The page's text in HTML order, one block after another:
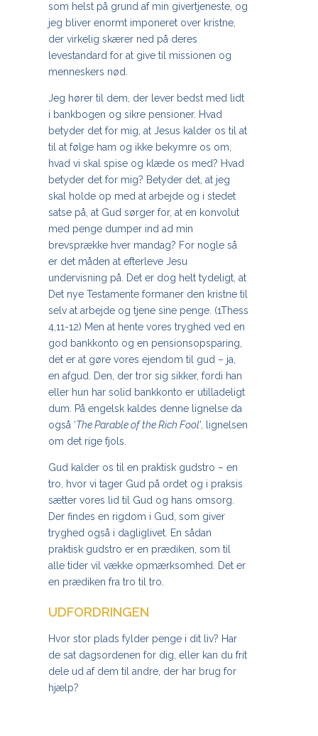
som helst på grund af min givertjeneste, og
jeg bliver enormt imponeret over kristne,
der virkelig skærer ned på deres
levestandard for at give til missionen og
menneskers nød.
Jeg hører til dem, der lever bedst med lidt
i bankbogen og sikre pensioner. Hvad
betyder det for mig, at Jesus kalder os til at
til at følge ham og ikke bekymre os om,
hvad vi skal spise og klæde os med? Hvad
betyder det for mig? Betyder det, at jeg
skal holde op med at arbejde og i stedet
satse på, at Gud sørger for, at en konvolut
med penge dumper ind ad min
brevsprække hver mandag? For nogle så
er det måden at efterleve Jesu
undervisning på. Det er dog helt tydeligt, at
Det nye Testamente formaner den kristne til
selv at arbejde og tjene sine penge. (1Thess
4,11-12) Men at hente vores tryghed ved en
god bankkonto og en pensionsopsparing,
det er at gøre vores ejendom til gud – ja,
en afgud. Den, der tror sig sikker, fordi han
eller hun har solid bankkonto er utilladeligt
dum. På engelsk kaldes denne lignelse da
også ‘The Parable of the Rich Fool’, lignelsen
om det rige fjols.
Gud kalder os til en praktisk gudstro – en
tro, hvor vi tager Gud på ordet og i praksis
sætter vores lid til Gud og hans omsorg.
Der findes en rigdom i Gud, som giver
tryghed også i dagliglivet. En sådan
praktisk gudstro er en prædiken, som til
alle tider vil vække opmærksomhed. Det er
en prædiken fra tro til tro.
UDFORDRINGEN
Hvor stor plads fylder penge i dit liv? Har
de sat dagsordenen for dig, eller kan du frit
dele ud af dem til andre, der har brug for
hjælp?